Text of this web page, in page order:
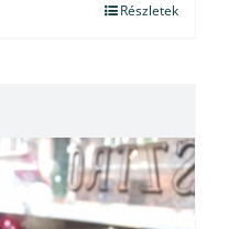
Részletek